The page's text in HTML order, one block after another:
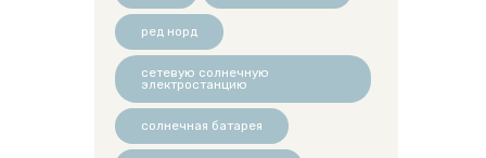
ред норд
сетевую солнечную
электростанцию
солнечная батарея